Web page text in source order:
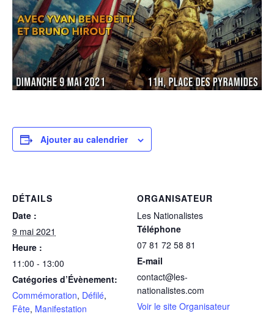
Ajouter au calendrier
DÉTAILS
Date :
9 mai 2021
Heure :
11:00 - 13:00
Catégories d’Évènement:
Commémoration, Défilé,
Fête, Manifestation
ORGANISATEUR
Les Nationalistes
Téléphone
07 81 72 58 81
E-mail
contact@les-
nationalistes.com
Voir le site Organisateur